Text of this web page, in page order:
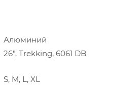
Алюминий
26", Trekking, 6061 DB
S, M, L, XL